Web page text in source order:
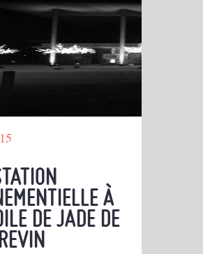
À
DE JADE DE